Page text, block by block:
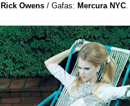
Rick Owens / Gafas: Mercura NYC